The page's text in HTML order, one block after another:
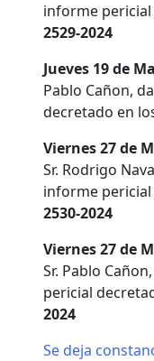
informe
2529-2024
Jueves 19 de
Pablo Cañon,
decretado en
Viernes 27 de
Sr. Rodrigo
informe
2530-2024
Viernes 27 de
Sr. Pablo
pericial
2024
Se deja